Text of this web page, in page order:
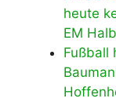
heute
EM
Fußball